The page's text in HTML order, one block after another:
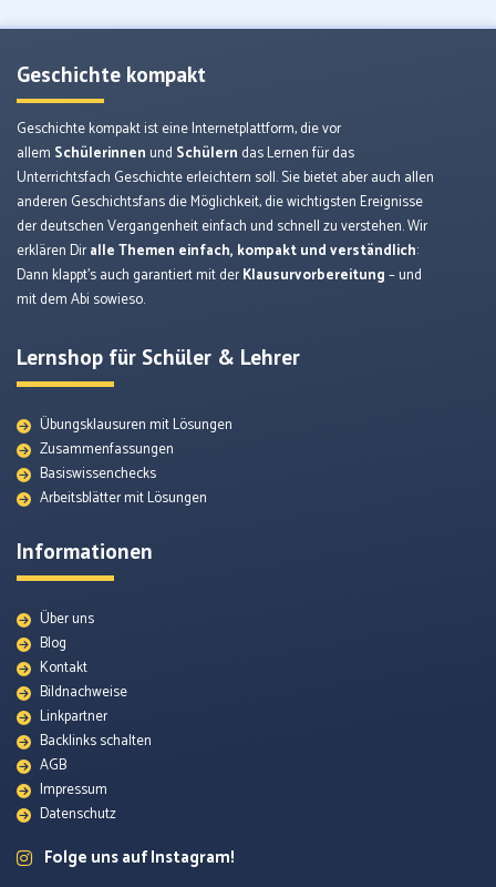
Geschichte kompakt
Geschichte kompakt ist eine Internetplattform, die vor
allem Schülerinnen und Schülern das Lernen für das
Unterrichtsfach Geschichte erleichtern soll. Sie bietet aber auch allen
anderen Geschichtsfans die Möglichkeit, die wichtigsten Ereignisse
der deutschen Vergangenheit einfach und schnell zu verstehen. Wir
erklären Diralle Themen einfach, kompakt und verständlich:
Dann klappt’s auch garantiert mit derKlausurvorbereitung– und
mit dem Abi sowieso.
Lernshop für Schüler & Lehrer
Übungsklausuren mit Lösungen
Zusammenfassungen
Basiswissenchecks
Arbeitsblätter mit Lösungen
Informationen
Über uns
Blog
Kontakt
Bildnachweise
Linkpartner
Backlinks schalten
AGB
Impressum
Datenschutz
Folge uns auf Instagram!